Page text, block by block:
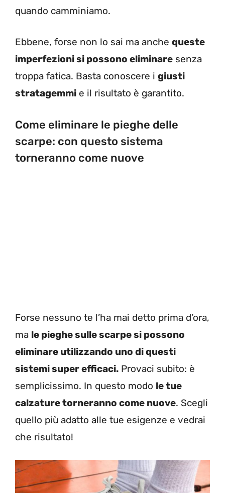
quando camminiamo.
Ebbene, forse non lo sai ma anche queste
imperfezioni si possono eliminare senza
troppa fatica. Basta conoscere i giusti
stratagemmi e il risultato è garantito.
Come eliminare le pieghe delle
scarpe: con questo sistema
torneranno come nuove
Forse nessuno te l’ha mai detto prima d’ora,
ma le pieghe sulle scarpe si possono
eliminare utilizzando uno di questi
sistemi super efficaci. Provaci subito: è
semplicissimo. In questo modo le tue
calzature torneranno come nuove. Scegli
quello più adatto alle tue esigenze e vedrai
che risultato!